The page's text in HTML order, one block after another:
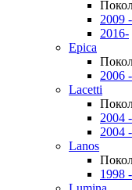
2009
2016-
Epica
2006
Lacetti
2004
2004
Lanos
1998